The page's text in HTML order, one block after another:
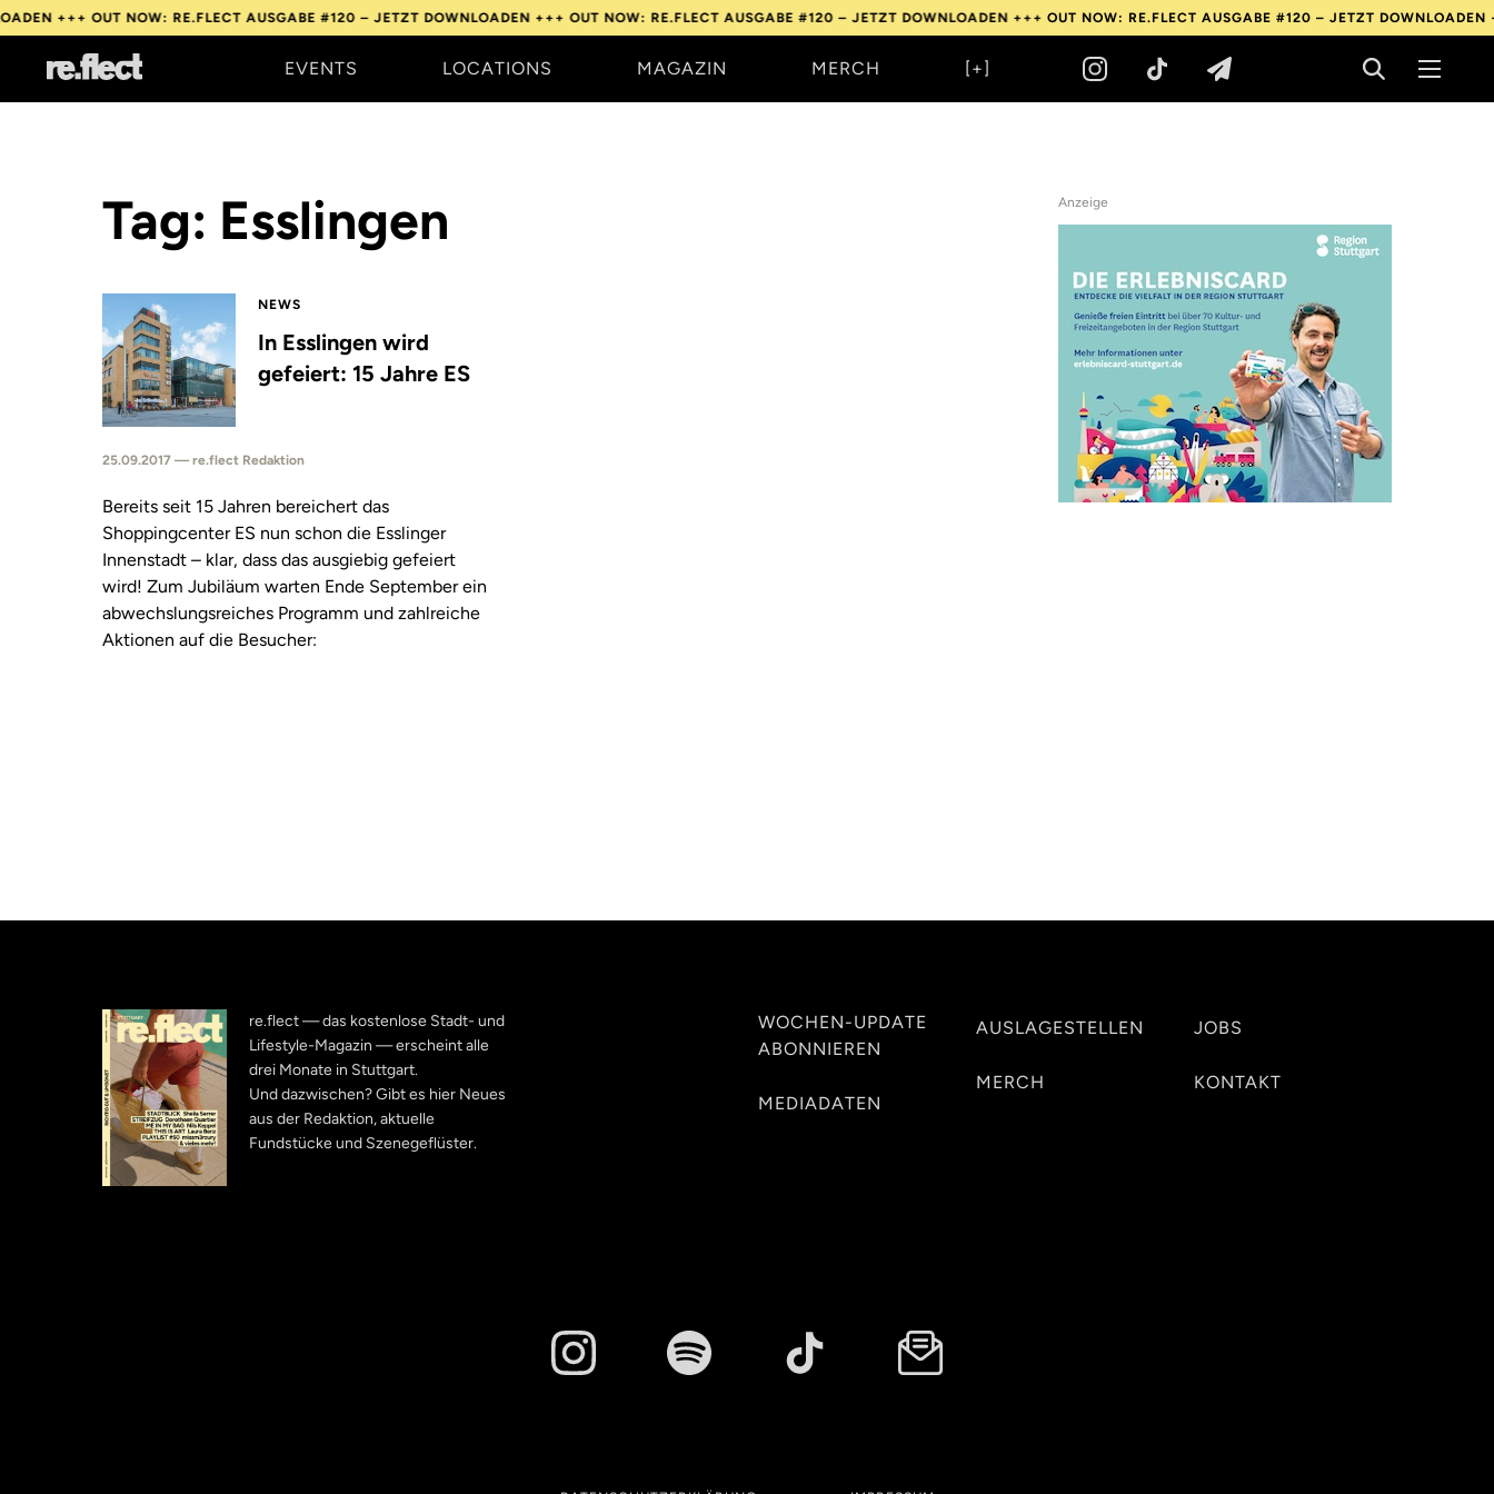
+++OUT NOW: RE.FLECT AUSGABE #120 – JETZT DOWNLOADEN +++OUT NOW: RE.FLECT AUSGABE #120 – JETZT DOWNLOADEN +++OUT NOW: RE.FLECT AUSGABE #120 – JETZT DOWNLOADEN
EVENTS LOCATIONS MAGAZIN MERCH [+]
Tag: Esslingen
NEWS
In Esslingen wird
gefeiert: 15 Jahre ES
25.09.2017 — re.flect Redaktion
Bereits seit 15 Jahren bereichert das
Shoppingcenter ES nun schon die Esslinger
Innenstadt – klar, dass das ausgiebig gefeiert
wird! Zum Jubiläum warten Ende September ein
abwechslungsreiches Programm und zahlreiche
Aktionen auf die Besucher:
Anzeige
re.flect — das kostenlose Stadt- und
Lifestyle-Magazin — erscheint alle
drei Monate in Stuttgart.
Und dazwischen? Gibt es hier Neues
aus der Redaktion, aktuelle
Fundstücke und Szenegeflüster.
WOCHEN-UPDATE
ABONNIEREN
MEDIADATEN
AUSLAGESTELLEN
MERCH
JOBS
KONTAKT